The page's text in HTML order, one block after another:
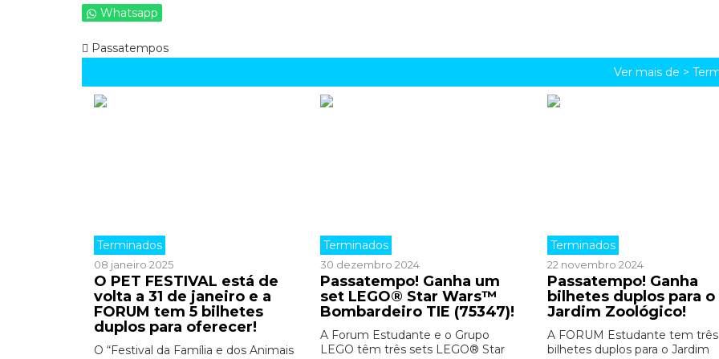
Whatsapp
Passatempos
Ver mais de >
Terminados
08 janeiro 2025
O PET FESTIVAL está de
volta a 31 de janeiro e a
FORUM tem 5 bilhetes
duplos para oferecer!
O “Festival da Família e dos Animais
Terminados
30 dezembro 2024
Passatempo! Ganha um
set LEGO® Star Wars™
Bombardeiro TIE (75347)!
A Forum Estudante e o Grupo
LEGO têm três sets LEGO® Star
Terminados
22 novembro 2024
Passatempo! Ganha
bilhetes duplos para o
Jardim Zoológico!
A FORUM Estudante tem três
bilhetes duplos para o Jardim